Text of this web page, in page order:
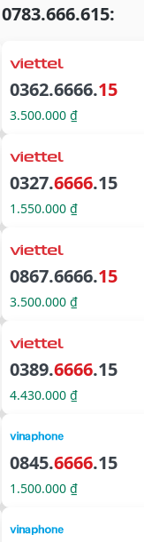
0362.6666.15
3.500.000 ₫
0327.6666.15
1.550.000 ₫
0867.6666.15
3.500.000 ₫
0389.6666.15
4.430.000 ₫
0845.6666.15
1.500.000 ₫